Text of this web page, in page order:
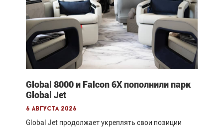
Global 8000 и Falcon 6X пополнили парк
Global Jet
6 августа 2026
Global Jet продолжает укреплять свои позиции